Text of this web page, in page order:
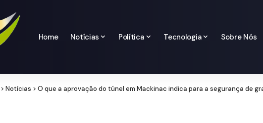
Home Notícias Política Tecnologia Sobre Nós
> Notícias > O que a aprovação do túnel em Mackinac indica para a segurança de